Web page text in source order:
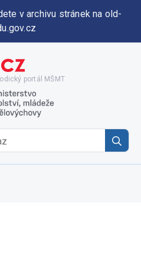
v archivu stránek na old-
portál MŠMT
for: